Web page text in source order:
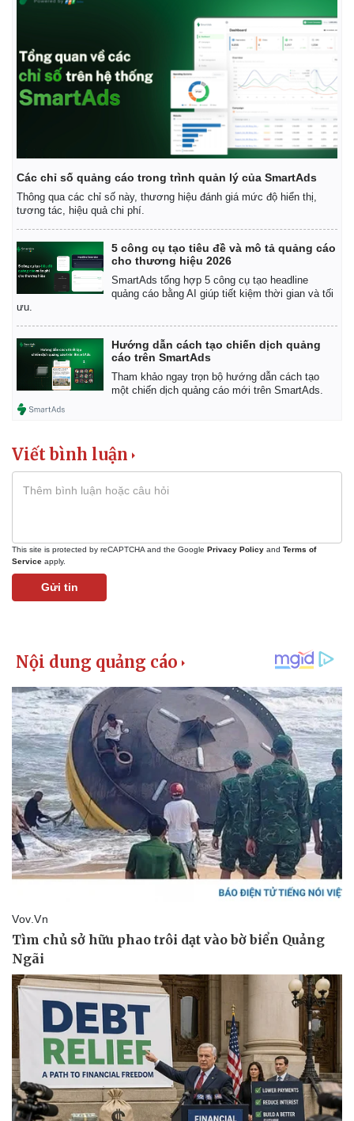
Khởi nghiệp
Chứng khoán
Giá cà phê
Các chỉ số quảng cáo trong trình quản lý của SmartAds
Thông qua các chỉ số này, thương hiệu đánh giá mức độ hiển thị,
tương tác, hiệu quả chi phí.
5 công cụ tạo tiêu đề và mô tả quảng cáo
cho thương hiệu 2026
SmartAds tổng hợp 5 công cụ tạo headline
quảng cáo bằng AI giúp tiết kiệm thời gian và tối
ưu.
Hướng dẫn cách tạo chiến dịch quảng
cáo trên SmartAds
Tham khảo ngay trọn bộ hướng dẫn cách tạo
một chiến dịch quảng cáo mới trên SmartAds.
Viết bình luận
This site is protected by reCAPTCHA and the Google Privacy Policy and Terms of
Service apply.
Gửi tin